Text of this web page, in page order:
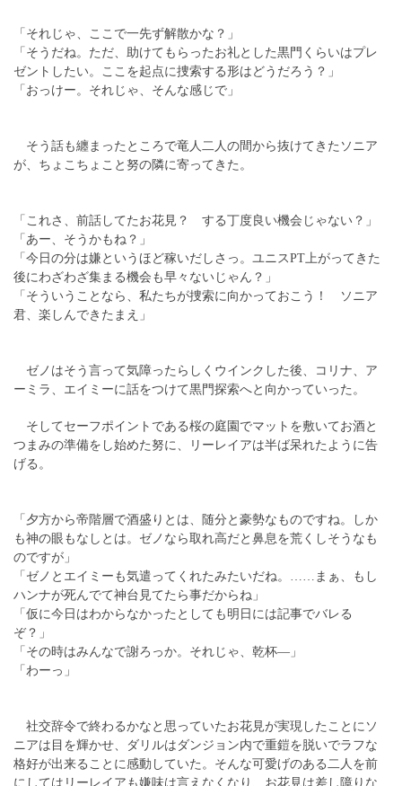
「それじゃ、ここで一先ず解散かな？」
「そうだね。ただ、助けてもらったお礼とした黒門くらいはプレ
ゼントしたい。ここを起点に捜索する形はどうだろう？」
「おっけー。それじゃ、そんな感じで」
そう話も纏まったところで竜人二人の間から抜けてきたソニア
が、ちょこちょこと努の隣に寄ってきた。
「これさ、前話してたお花見？ する丁度良い機会じゃない？」
「あー、そうかもね？」
「今日の分は嫌というほど稼いだしさっ。ユニスPT上がってきた
後にわざわざ集まる機会も早々ないじゃん？」
「そういうことなら、私たちが捜索に向かっておこう！ ソニア
君、楽しんできたまえ」
ゼノはそう言って気障ったらしくウインクした後、コリナ、ア
ーミラ、エイミーに話をつけて黒門探索へと向かっていった。
そしてセーフポイントである桜の庭園でマットを敷いてお酒と
つまみの準備をし始めた努に、リーレイアは半ば呆れたように告
げる。
「夕方から帝階層で酒盛りとは、随分と豪勢なものですね。しか
も神の眼もなしとは。ゼノなら取れ高だと鼻息を荒くしそうなも
のですが」
「ゼノとエイミーも気遣ってくれたみたいだね。……まぁ、もし
ハンナが死んでて神台見てたら事だからね」
「仮に今日はわからなかったとしても明日には記事でバレる
ぞ？」
「その時はみんなで謝ろっか。それじゃ、乾杯―」
「わーっ」
社交辞令で終わるかなと思っていたお花見が実現したことにソ
ニアは目を輝かせ、ダリルはダンジョン内で重鎧を脱いでラフな
格好が出来ることに感動していた。そんな可愛げのある二人を前
にしてはリーレイアも嫌味は言えなくなり、お花見は差し障りな